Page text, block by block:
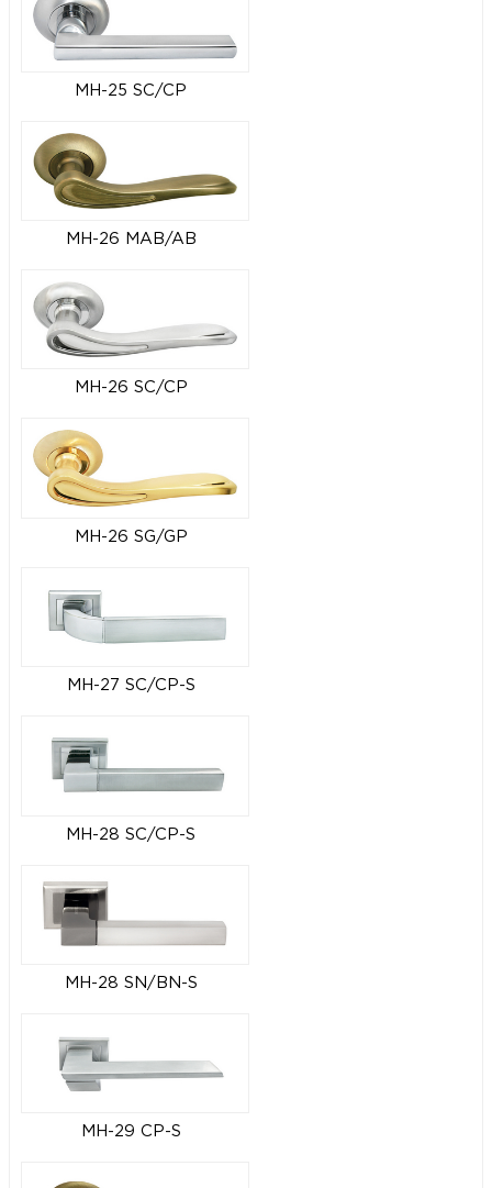
MH-25 SC/CP
MH-26 MAB/AB
MH-26 SC/CP
MH-26 SG/GP
MH-27 SC/CP-S
MH-28 SC/CP-S
MH-28 SN/BN-S
MH-29 CP-S